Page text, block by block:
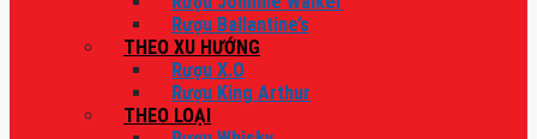
Rượu Ballantine’s
THEO XU HƯỚNG
Rượu X.O
Rượu King Arthur
THEO LOẠI